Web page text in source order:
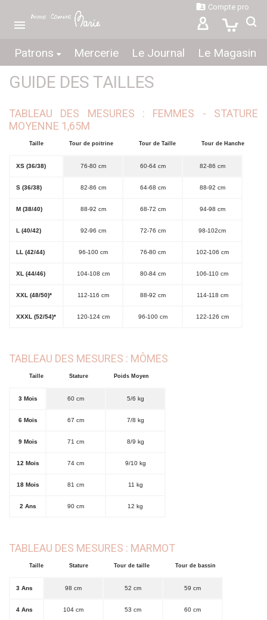
Patrons Mercerie Le Journal Le Magasin
 Compte pro

GUIDE DES TAILLES
TABLEAU DES MESURES : FEMMES - STATURE
MOYENNE 1,65M
Taille Tour de poitrine Tour de Taille Tour de Hanche
XS (36/38) 76-80 cm 60-64 cm 82-86 cm
S (36/38) 82-86 cm 64-68 cm 88-92 cm
M (38/40) 88-92 cm 68-72 cm 94-98 cm
L (40/42) 92-96 cm 72-76 cm 98-102cm
LL (42/44) 96-100 cm 76-80 cm 102-106 cm
XL (44/46) 104-108 cm 80-84 cm 106-110 cm
XXL (48/50)* 112-116 cm 88-92 cm 114-118 cm
XXXL (52/54)* 120-124 cm 96-100 cm 122-126 cm
TABLEAU DES MESURES : MÔMES
Taille Stature Poids Moyen
3 Mois 60 cm 5/6 kg
6 Mois 67 cm 7/8 kg
9 Mois 71 cm 8/9 kg
12 Mois 74 cm 9/10 kg
18 Mois 81 cm 11 kg
2 Ans 90 cm 12 kg
TABLEAU DES MESURES : MARMOT
Taille Stature Tour de taille Tour de bassin
3 Ans 98 cm 52 cm 59 cm
4 Ans 104 cm 53 cm 60 cm